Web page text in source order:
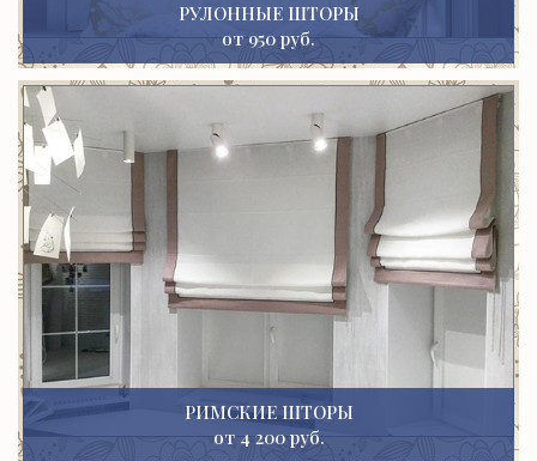
РУЛОННЫЕ ШТОРЫ
от 950 руб.
РИМСКИЕ ШТОРЫ
от 4 200 руб.